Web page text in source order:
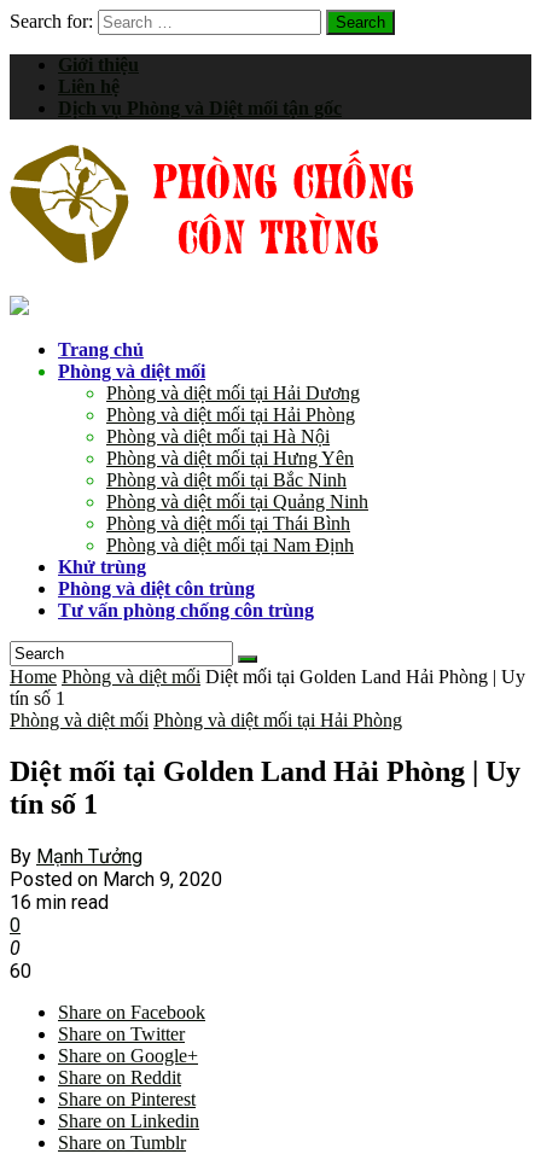
Search for:
Giới thiệu
Liên hệ
Dịch vụ Phòng và Diệt mối tận gốc
Trang chủ
Phòng và diệt mối
Phòng và diệt mối tại Hải Dương
Phòng và diệt mối tại Hải Phòng
Phòng và diệt mối tại Hà Nội
Phòng và diệt mối tại Hưng Yên
Phòng và diệt mối tại Bắc Ninh
Phòng và diệt mối tại Quảng Ninh
Phòng và diệt mối tại Thái Bình
Phòng và diệt mối tại Nam Định
Khử trùng
Phòng và diệt côn trùng
Tư vấn phòng chống côn trùng
Home Phòng và diệt mối Diệt mối tại Golden Land Hải Phòng | Uy
tín số 1
Phòng và diệt mối Phòng và diệt mối tại Hải Phòng
Diệt mối tại Golden Land Hải Phòng | Uy
tín số 1
By Mạnh Tưởng
Posted on March 9, 2020
16 min read
0
0
60
Share on Facebook
Share on Twitter
Share on Google+
Share on Reddit
Share on Pinterest
Share on Linkedin
Share on Tumblr